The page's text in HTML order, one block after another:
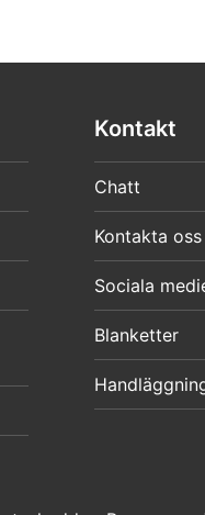
Kontakt
Chatt
Kontakta oss
Sociala
Blanketter